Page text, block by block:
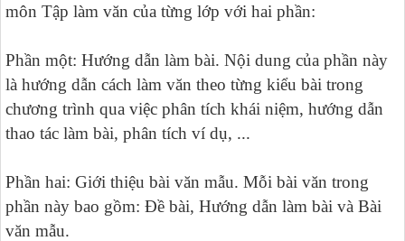
môn Tập làm văn của từng lớp với hai phần:
Phần một: Hướng dẫn làm bài. Nội dung của phần này
là hướng dẫn cách làm văn theo từng kiểu bài trong
chương trình qua việc phân tích khái niệm, hướng dẫn
thao tác làm bài, phân tích ví dụ, ...
Phần hai: Giới thiệu bài văn mẫu. Mỗi bài văn trong
phần này bao gồm: Đề bài, Hướng dẫn làm bài và Bài
văn mẫu.